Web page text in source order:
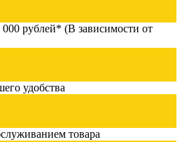
000 рублей* (В зависимости от
удобства
товара